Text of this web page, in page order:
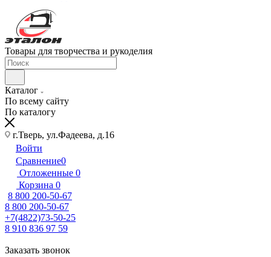
Товары для творчества и рукоделия
Каталог
По всему сайту
По каталогу
г.Тверь, ул.Фадеева, д.16
Войти
Сравнение0
Отложенные 0
Корзина 0
8 800 200-50-67
8 800 200-50-67
+7(4822)73-50-25
8 910 836 97 59
Заказать звонок